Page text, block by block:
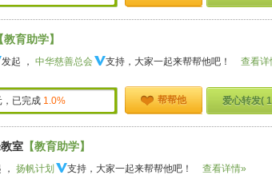
教育助学】
发起 ， 中华慈善总会 支持，大家一起来帮帮他吧！ 查看详
，已完成 1.0% 帮帮他 爱心转发(
室 【教育助学】
， 扬帆计划 支持，大家一起来帮帮他吧！ 查看详情»